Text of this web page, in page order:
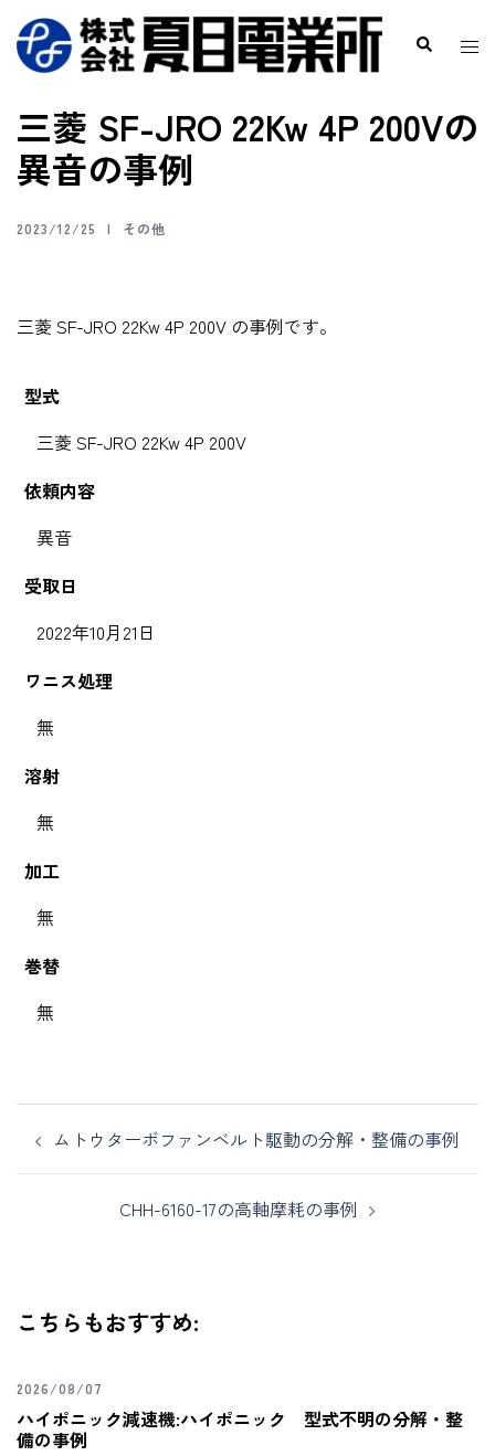
三菱 SF-JRO 22Kw 4P 200Vの
異音の事例
2023/12/25 その他
三菱 SF-JRO 22Kw 4P 200V の事例です。
型式
三菱 SF-JRO 22Kw 4P 200V
依頼内容
異音
受取日
2022年10月21日
ワニス処理
無
溶射
無
加工
無
巻替
無
ムトウターボファンベルト駆動の分解・整備の事例
CHH-6160-17の高軸摩耗の事例
こちらもおすすめ:
2026/08/07
ハイポニック減速機:ハイポニック 型式不明の分解・整
備の事例